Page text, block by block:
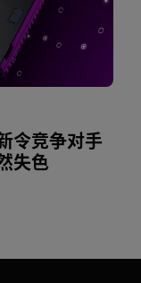
令竞争对手
失色